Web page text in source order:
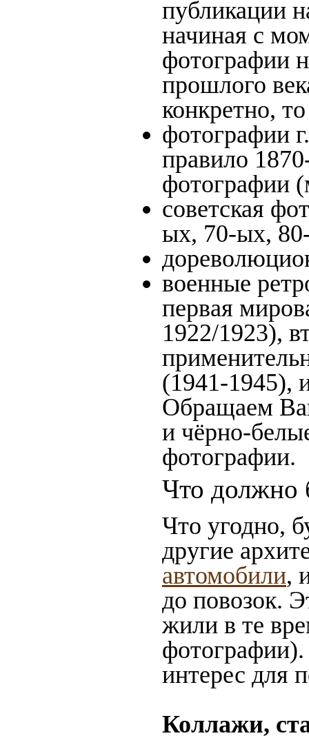
публикации
начиная c
фотографии
прошлого
конкретно,
фотографии
правило
фотографии
советская
ых, 70-ых,
военные
первая
1922/1923),
(1941-1945),
Обращаем
и чёрно-
фотографии.
Что должно
Что угодно,
другие
автомобили,
до повозок.
жили в те
фотографии).
интерес для
Коллажи,